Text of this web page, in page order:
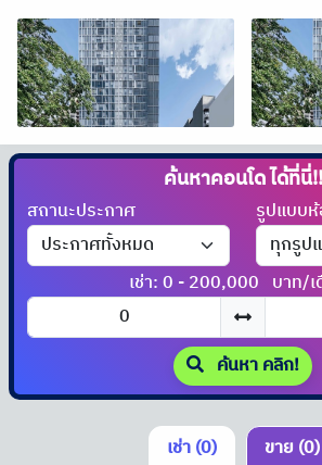
ค้นหาคอนโด
สถานะประกาศ รูปแบบ
เช่า: 0 - 200,000 บาท/
ค้นหา คลิก!
เช่า (0) ขาย (0)